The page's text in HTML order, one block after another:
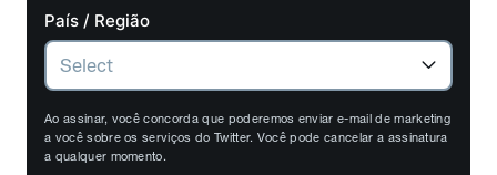
País / Região
Ao assinar, você concorda que poderemos enviar e-mail de marketing
a você sobre os serviços do Twitter. Você pode cancelar a assinatura
a qualquer momento.